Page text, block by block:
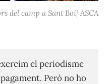
del camp a Sant Boi| ASCA
el periodisme
Però no ho